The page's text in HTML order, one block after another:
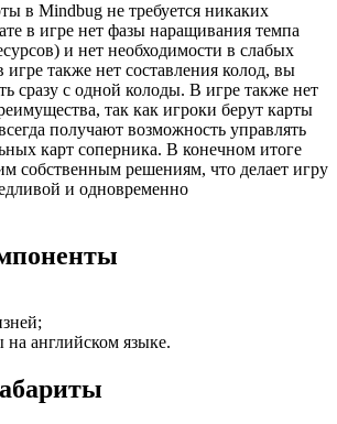
в Mindbug не требуется никаких
в игре нет фазы наращивания темпа
и нет необходимости в слабых
игре также нет составления колод, вы
сразу с одной колоды. В игре также нет
так как игроки берут карты
получают возможность управлять
карт соперника. В конечном итоге
собственным решениям, что делает игру
и одновременно
английском языке.